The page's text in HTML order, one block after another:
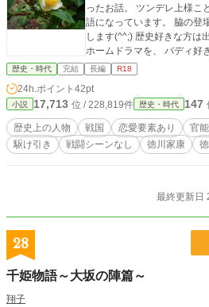
ったお話。 ツンデレ上様こ
語になっています。 脇の登
します(^^;) 歴史好きな方は
ホームドラマを、 バディ好
姥局などを お楽しみくださ
しいかと…
歴史・時代 完結 長編 R18
24h.ポイント 42pt
小説 17,713 位 / 228,819件 歴史・時代 147
歴史上の人物 戦国 恋愛要素あり 官
駆け引き
戦闘シーンなし 徳川家康
最終更新日
28
千姫物語～大坂の陣篇～
翔子